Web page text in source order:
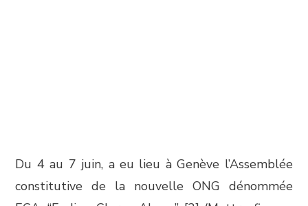
Du 4 au 7 juin, a eu lieu à Genève l’Assemblée
constitutive de la nouvelle ONG dénommée